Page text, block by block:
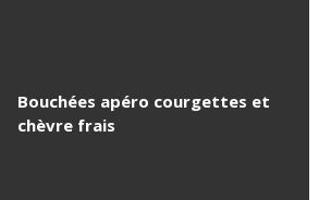
Bouchées apéro courgettes et
chèvre frais